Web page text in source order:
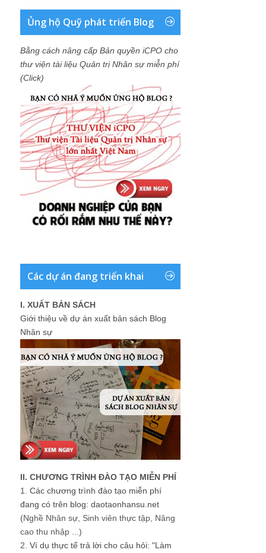
Ủng hộ Quỹ phát triển Blog
Bằng cách nâng cấp Bản quyền iCPO cho
thư viện tài liệu Quản trị Nhân sự miễn phí
(Click)
Các dự án đang triển khai
I. XUẤT BẢN SÁCH
Giới thiệu về dự án xuất bản sách Blog
Nhân sự
II. CHƯƠNG TRÌNH ĐÀO TẠO MIỄN PHÍ
1. Các chương trình đào tạo miễn phí
đang có trên blog: daotaonhansu.net
(Nghề Nhân sự, Sinh viên thực tập, Nâng
cao thu nhập ...)
2. Ví dụ thực tế trả lời cho câu hỏi: "Làm